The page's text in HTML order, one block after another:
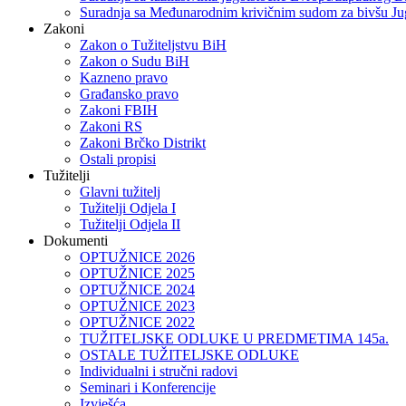
Suradnja sa Međunarodnim krivičnim sudom za bivšu
Zakoni
Zakon o Тužiteljstvu BiH
Zakon o Sudu BiH
Kazneno pravo
Građansko pravo
Zakoni FBIH
Zakoni RS
Zakoni Brčko Distrikt
Ostali propisi
Tužitelji
Glavni tužitelj
Tužitelji Odjela I
Tužitelji Odjela II
Dokumenti
OPTUŽNICE 2026
OPTUŽNICE 2025
OPTUŽNICE 2024
OPTUŽNICE 2023
OPTUŽNICE 2022
TUŽITELJSKE ODLUKE U PREDMETIMA 145a.
OSTALE TUŽITELJSKE ODLUKE
Individualni i stručni radovi
Seminari i Konferencije